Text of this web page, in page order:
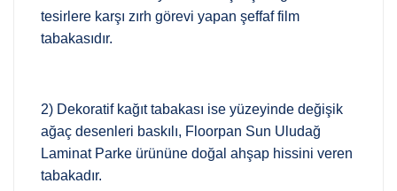
tesirlere karşı zırh görevi yapan şeffaf film
tabakasıdır.
2) Dekoratif kağıt tabakası ise yüzeyinde değişik
ağaç desenleri baskılı, Floorpan Sun Uludağ
Laminat Parke ürününe doğal ahşap hissini veren
tabakadır.